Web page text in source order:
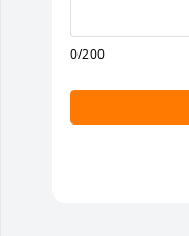
0/200